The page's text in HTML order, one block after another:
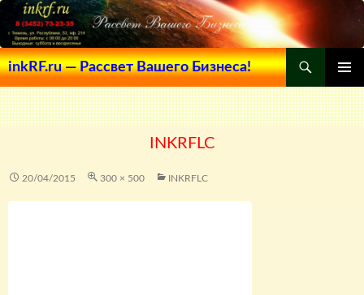
inkRF.ru — Рассвет Вашего Бизнеса!
Поиск
МЕНЮ
К
СОДЕРЖИМОМУ
INKRFLC
20/04/2015 300 × 500 INKRFLC